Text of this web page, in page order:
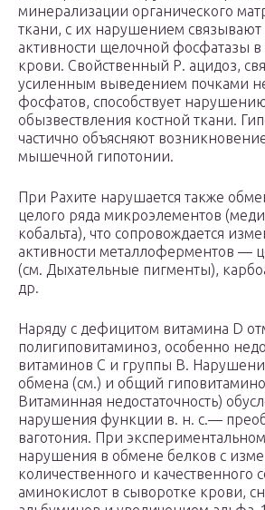
минерализации органического
ткани, с их нарушением
активности щелочной фосфатазы в
крови. Свойственный Р. ацидоз,
усиленным выведением почками
фосфатов, способствует
обызвествления костной ткани.
частично объясняют
мышечной гипотонии.
При Рахите нарушается также
целого ряда микроэлементов
кобальта), что сопровождается
активности металлоферментов —
(см. Дыхательные пигменты),
др.
Наряду с дефицитом витамина D
полигиповитаминоз, особенно
витаминов С и группы В.
обмена (см.) и общий
Витаминная недостаточность)
нарушения функции в. н. с.—
ваготония. При
нарушения в обмене белков с
количественного и качественного
аминокислот в сыворотке крови,